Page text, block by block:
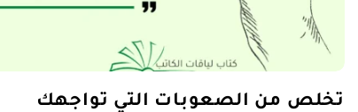
تخلص من الصعوبات التي تواجهك